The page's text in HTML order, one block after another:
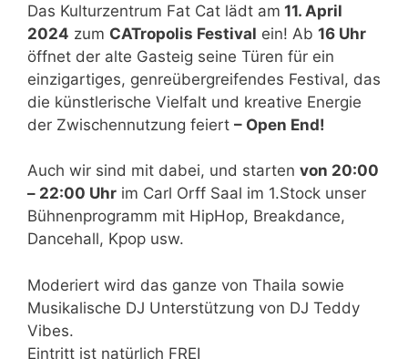
Das Kulturzentrum Fat Cat lädt am 11. April
2024 zum CATropolis Festival ein! Ab 16 Uhr
öffnet der alte Gasteig seine Türen für ein
einzigartiges, genreübergreifendes Festival, das
die künstlerische Vielfalt und kreative Energie
der Zwischennutzung feiert – Open End!
Auch wir sind mit dabei, und starten von 20:00
– 22:00 Uhr im Carl Orff Saal im 1.Stock unser
Bühnenprogramm mit HipHop, Breakdance,
Dancehall, Kpop usw.
Moderiert wird das ganze von Thaila sowie
Musikalische DJ Unterstützung von DJ Teddy
Vibes.
Eintritt ist natürlich FREI